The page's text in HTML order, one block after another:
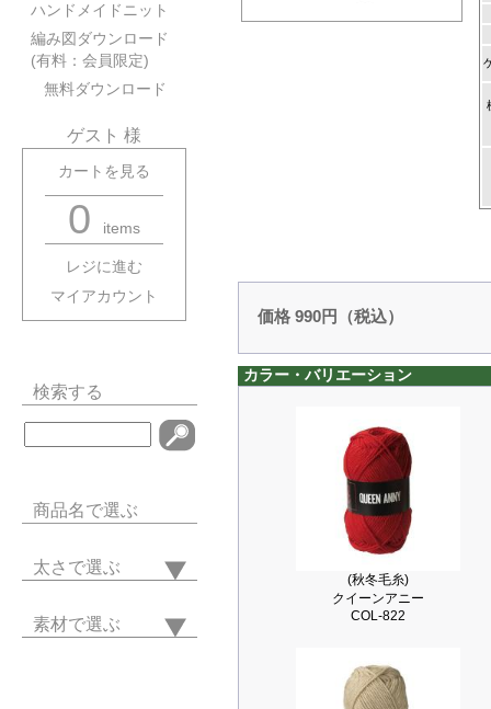
ハンドメイドニット
編み図ダウンロード
(有料：会員限定)
無料ダウンロード
ゲスト 様
カートを見る
0 items
レジに進む
マイアカウント
検索する
商品名で選ぶ
太さで選ぶ
素材で選ぶ
価格 990円（税込）
カラー・バリエーション
(秋冬毛糸)
クイーンアニー
COL-822